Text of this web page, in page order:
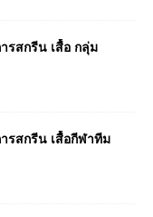
รสกรีน เสื้อ กลุ่ม
รสกรีน เสื้อกีฬาทีม